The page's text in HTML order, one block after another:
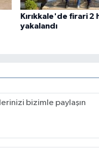
Kırıkkale'de firari 2
yakalandı